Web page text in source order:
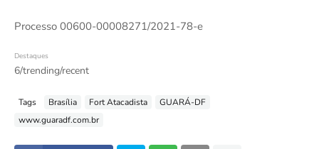
Processo 00600-00008271/2021-78-e
Destaques
6/trending/recent
Tags Brasília Fort Atacadista
GUARÁ-DF
www.guaradf.com.br